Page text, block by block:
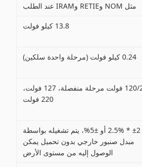
مثل NOM وRETIE وIRAM عند الطلب
13.8 كيلو فولت
0.24 كيلو فولت (مرحلة واحدة سلكين)
120/240 فولت مرحلة منفصلة، ​​127 فولت،
220 فولت
±2 * 2.5% أو ±5%، يتم تشغيله بواسطة
مبدل صنبور خارجي بدون تحميل يمكن
الوصول إليه من مستوى الأرض